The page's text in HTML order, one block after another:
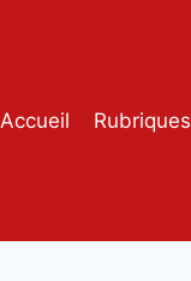
Accueil
Rubriques